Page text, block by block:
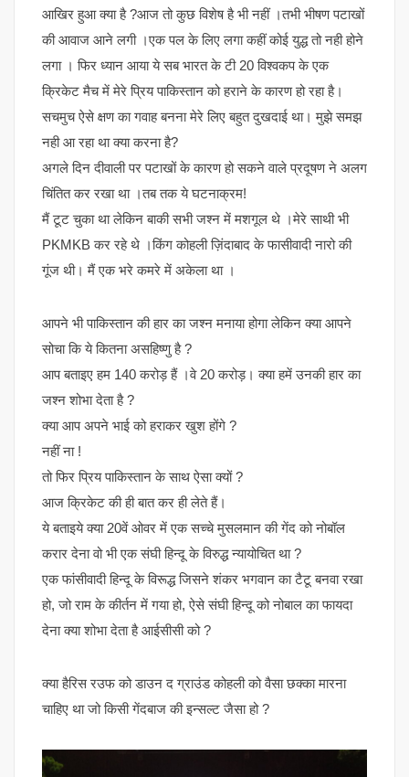
आखिर हुआ क्या है ?आज तो कुछ विशेष है भी नहीं ।तभी भीषण पटाखों
की आवाज आने लगी ।एक पल के लिए लगा कहीं कोई युद्ध तो नही होने
लगा । फिर ध्यान आया ये सब भारत के टी 20 विश्वकप के एक
क्रिकेट मैच में मेरे प्रिय पाकिस्तान को हराने के कारण हो रहा है।
सचमुच ऐसे क्षण का गवाह बनना मेरे लिए बहुत दुखदाई था। मुझे समझ
नही आ रहा था क्या करना है?
अगले दिन दीवाली पर पटाखों के कारण हो सकने वाले प्रदूषण ने अलग
चिंतित कर रखा था ।तब तक ये घटनाक्रम!
मैं टूट चुका था लेकिन बाकी सभी जश्न में मशगूल थे ।मेरे साथी भी
PKMKB कर रहे थे ।किंग कोहली ज़िंदाबाद के फासीवादी नारो की
गूंज थी। मैं एक भरे कमरे में अकेला था ।
आपने भी पाकिस्तान की हार का जश्न मनाया होगा लेकिन क्या आपने
सोचा कि ये कितना असहिष्णु है ?
आप बताइए हम 140 करोड़ हैं ।वे 20 करोड़। क्या हमें उनकी हार का
जश्न शोभा देता है ?
क्या आप अपने भाई को हराकर खुश होंगे ?
नहीं ना !
तो फिर प्रिय पाकिस्तान के साथ ऐसा क्यों ?
आज क्रिकेट की ही बात कर ही लेते हैं।
ये बताइये क्या 20वें ओवर में एक सच्चे मुसलमान की गेंद को नोबॉल
करार देना वो भी एक संघी हिन्दू के विरुद्ध न्यायोचित था ?
एक फांसीवादी हिन्दू के विरूद्ध जिसने शंकर भगवान का टैटू बनवा रखा
हो, जो राम के कीर्तन में गया हो, ऐसे संघी हिन्दू को नोबाल का फायदा
देना क्या शोभा देता है आईसीसी को ?
क्या हैरिस रउफ को डाउन द ग्राउंड कोहली को वैसा छक्का मारना
चाहिए था जो किसी गेंदबाज की इन्सल्ट जैसा हो ?